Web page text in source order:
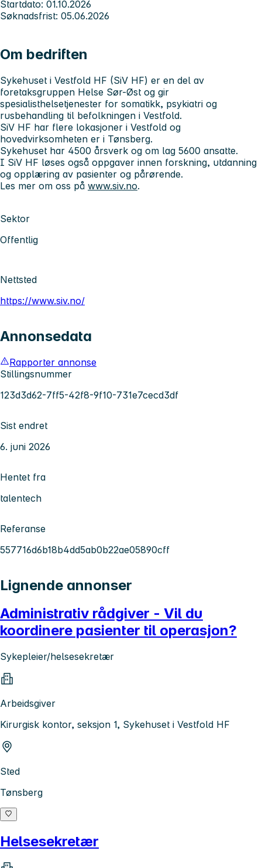
Startdato: 01.10.2026
Søknadsfrist: 05.06.2026
Om bedriften
Sykehuset i Vestfold HF (SiV HF) er en del av
foretaksgruppen Helse Sør-Øst og gir
spesialisthelsetjenester for somatikk, psykiatri og
rusbehandling til befolkningen i Vestfold.
SiV HF har flere lokasjoner i Vestfold og
hovedvirksomheten er i Tønsberg.
Sykehuset har 4500 årsverk og om lag 5600 ansatte.
I SiV HF løses også oppgaver innen forskning, utdanning
og opplæring av pasienter og pårørende.
Les mer om oss på www.siv.no.
Sektor
Offentlig
Nettsted
https://www.siv.no/
Annonsedata
Rapporter annonse
Stillingsnummer
123d3d62-7ff5-42f8-9f10-731e7cecd3df
Sist endret
6. juni 2026
Hentet fra
talentech
Referanse
557716d6b18b4dd5ab0b22ae05890cff
Lignende annonser
Administrativ rådgiver - Vil du
koordinere pasienter til operasjon?
Sykepleier/helsesekretær
Arbeidsgiver
Kirurgisk kontor, seksjon 1, Sykehuset i Vestfold HF
Sted
Tønsberg
Helsesekretær